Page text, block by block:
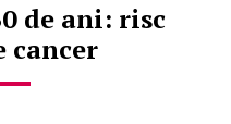
de ani: risc
cancer